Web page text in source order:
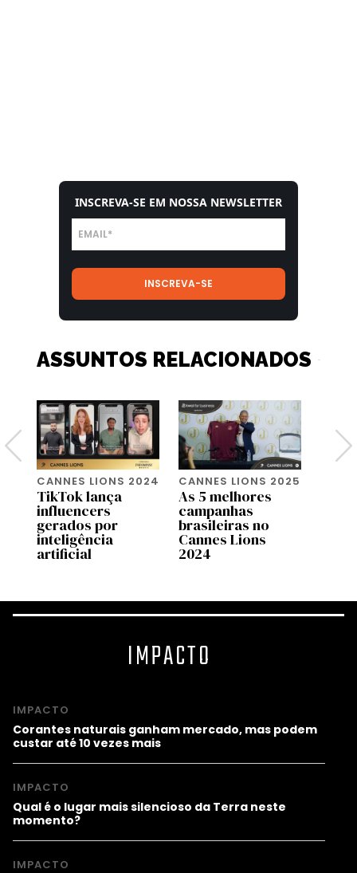
INSCREVA-SE EM NOSSA NEWSLETTER
ASSUNTOS RELACIONADOS
CANNES LIONS 2024
TikTok lança
influencers
gerados por
inteligência
artificial
CANNES LIONS 2025
As 5 melhores
campanhas
brasileiras no
Cannes Lions
2024
IMPACTO
IMPACTO
Corantes naturais ganham mercado, mas podem
custar até 10 vezes mais
IMPACTO
Qual é o lugar mais silencioso da Terra neste
momento?
IMPACTO